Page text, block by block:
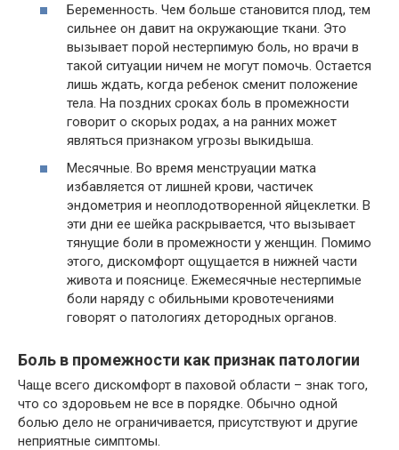
Беременность. Чем больше становится плод, тем
сильнее он давит на окружающие ткани. Это
вызывает порой нестерпимую боль, но врачи в
такой ситуации ничем не могут помочь. Остается
лишь ждать, когда ребенок сменит положение
тела. На поздних сроках боль в промежности
говорит о скорых родах, а на ранних может
являться признаком угрозы выкидыша.
Месячные. Во время менструации матка
избавляется от лишней крови, частичек
эндометрия и неоплодотворенной яйцеклетки. В
эти дни ее шейка раскрывается, что вызывает
тянущие боли в промежности у женщин. Помимо
этого, дискомфорт ощущается в нижней части
живота и пояснице. Ежемесячные нестерпимые
боли наряду с обильными кровотечениями
говорят о патологиях детородных органов.
Боль в промежности как признак патологии
Чаще всего дискомфорт в паховой области – знак того,
что со здоровьем не все в порядке. Обычно одной
болью дело не ограничивается, присутствуют и другие
неприятные симптомы.